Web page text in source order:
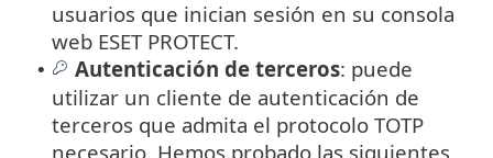
usuarios que inician sesión en su consola
web ESET PROTECT.
• Autenticación de terceros: puede
utilizar un cliente de autenticación de
terceros que admita el protocolo TOTP
necesario. Hemos probado las siguientes